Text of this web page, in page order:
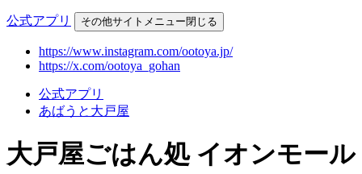
公式アプリ その他サイトメニュー閉じる
https://www.instagram.com/ootoya.jp/
https://x.com/ootoya_gohan
公式アプリ
あばうと大戸屋
大戸屋ごはん処 イオンモール